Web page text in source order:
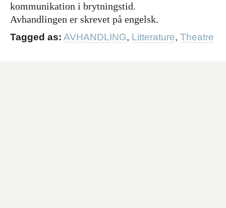
kommunikation i brytningstid.
Avhandlingen er skrevet på engelsk.
Tagged as: AVHANDLING, Litterature, Theatre